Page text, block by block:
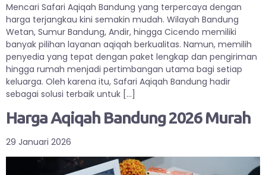
Mencari Safari Aqiqah Bandung yang terpercaya dengan
harga terjangkau kini semakin mudah. Wilayah Bandung
Wetan, Sumur Bandung, Andir, hingga Cicendo memiliki
banyak pilihan layanan aqiqah berkualitas. Namun, memilih
penyedia yang tepat dengan paket lengkap dan pengiriman
hingga rumah menjadi pertimbangan utama bagi setiap
keluarga. Oleh karena itu, Safari Aqiqah Bandung hadir
sebagai solusi terbaik untuk […]
Harga Aqiqah Bandung 2026 Murah
29 Januari 2026